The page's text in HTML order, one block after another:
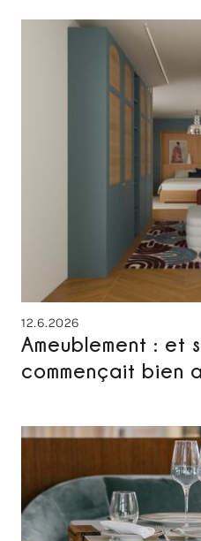
12.6.2026
Ameublement : et
commençait bien